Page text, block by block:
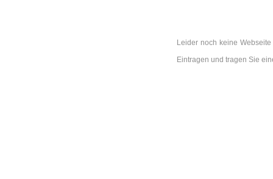
Leider noch keine
Eintragen und tragen Sie